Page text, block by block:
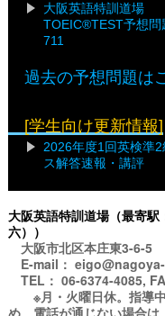
大阪英語特訓道場
TOEIC®TEST予想問
711
過去の予想問題は
[学生向け更新情報]
2026年度1回英検準2
ス解答速報・講評
大阪英語特訓道場（最寄
六））
大阪市北区本庄東3-6-5
E-mail：
TEL： 06-6374-4085,
※月・火曜日休。指導中